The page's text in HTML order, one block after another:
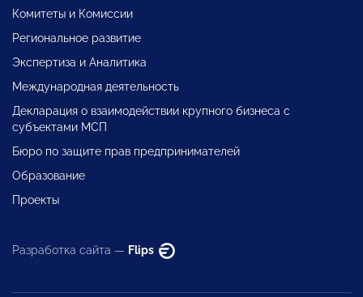
Комитеты и Комиссии
Региональное развитие
Экспертиза и Аналитика
Международная деятельность
Декларация о взаимодействии крупного бизнеса с
субъектами МСП
Бюро по защите прав предпринимателей
Образование
Проекты
Разработка сайта — Flips